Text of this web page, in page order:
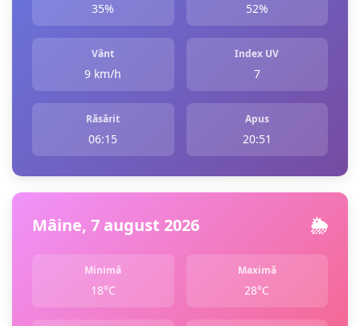
35% 52%
Vânt
9 km/h
Index UV
7
Răsărit
06:15
Apus
20:51
Mâine, 7 august 2026 🌦️
Minimă
18°C
Maximă
28°C